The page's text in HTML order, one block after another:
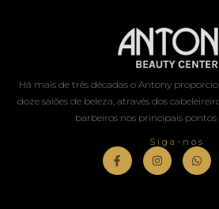
Há mais de três décadas o Antony
doze salões de beleza, através dos
barbeiros nos principais
Siga-nos